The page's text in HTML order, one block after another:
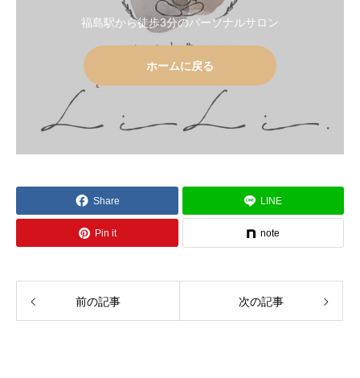
福島駅から徒歩3分のパーソナルサロン
ホームに戻る
Share LINE
Pin it note
前の記事 次の記事